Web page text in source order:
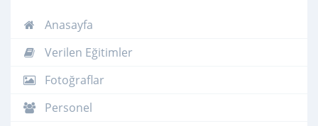
Anasayfa
Verilen Eğitimler
Fotoğraflar
Personel